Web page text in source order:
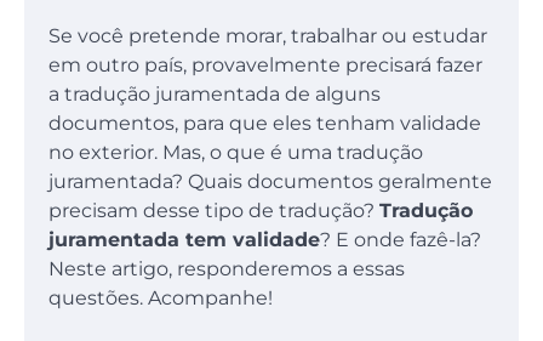
Se você pretende morar, trabalhar ou estudar
em outro país, provavelmente precisará fazer
a tradução juramentada de alguns
documentos, para que eles tenham validade
no exterior. Mas, o que é uma tradução
juramentada? Quais documentos geralmente
precisam desse tipo de tradução? Tradução
juramentada tem validade? E onde fazê-la?
Neste artigo, responderemos a essas
questões. Acompanhe!